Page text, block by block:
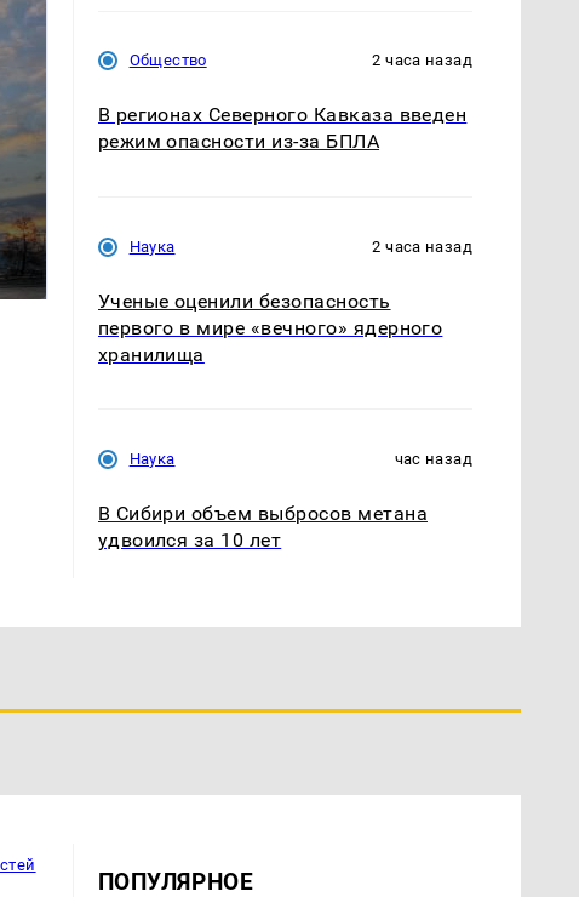
В магазинах России
ажиотаж из-за этого
машину напали и
Общество 2 часа назад
В регионах Северного Кавказа введен
режим опасности из-за БПЛА
Наука 2 часа назад
Ученые оценили безопасность
первого в мире «вечного» ядерного
хранилища
Наука час назад
В Сибири объем выбросов метана
удвоился за 10 лет
ПОПУЛЯРНОЕ